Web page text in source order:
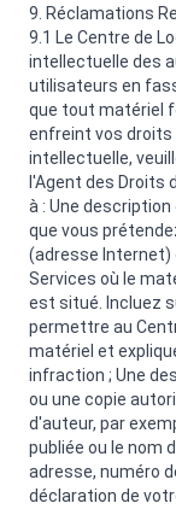
9. Réclamations
9.1 Le Centre de
intellectuelle des
utilisateurs en
que tout matériel
enfreint vos droits
intellectuelle,
l'Agent des Droits
à : Une
que vous
(adresse Internet)
Services où le
est situé. Incluez
permettre au
matériel et
infraction ; Une
ou une copie
d'auteur, par
publiée ou le nom
adresse, numéro
déclaration de